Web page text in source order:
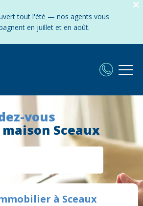
tout l'été — nos agents vous
en juillet et en août.
vous
Sceaux
à Sceaux